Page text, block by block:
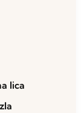
lica